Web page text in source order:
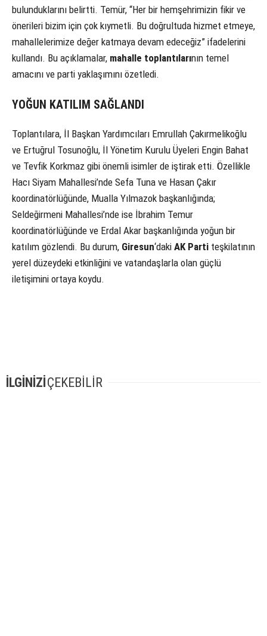
bulunduklarını belirtti. Temür, “Her bir hemşehrimizin fikir ve
önerileri bizim için çok kıymetli. Bu doğrultuda hizmet etmeye,
mahallelerimize değer katmaya devam edeceğiz” ifadelerini
kullandı. Bu açıklamalar, mahalle toplantılarının temel
amacını ve parti yaklaşımını özetledi.
YOĞUN KATILIM SAĞLANDI
Toplantılara, İl Başkan Yardımcıları Emrullah Çakırmelikoğlu
ve Ertuğrul Tosunoğlu, İl Yönetim Kurulu Üyeleri Engin Bahat
ve Tevfik Korkmaz gibi önemli isimler de iştirak etti. Özellikle
Hacı Siyam Mahallesi’nde Sefa Tuna ve Hasan Çakır
koordinatörlüğünde, Mualla Yılmazok başkanlığında;
Seldeğirmeni Mahallesi’nde ise İbrahim Temur
koordinatörlüğünde ve Erdal Akar başkanlığında yoğun bir
katılım gözlendi. Bu durum, Giresun‘daki AK Parti teşkilatının
yerel düzeydeki etkinliğini ve vatandaşlarla olan güçlü
iletişimini ortaya koydu.
İLGİNİZİÇEKEBİLİR